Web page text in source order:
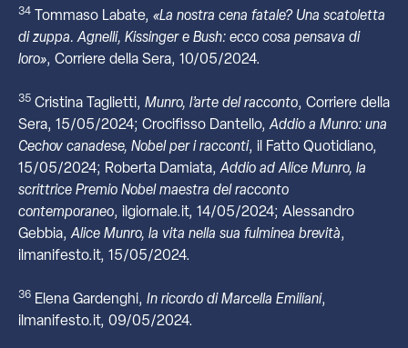
34 Tommaso Labate, «La nostra cena fatale? Una scatoletta
di zuppa. Agnelli, Kissinger e Bush: ecco cosa pensava di
loro», Corriere della Sera, 10/05/2024.
35 Cristina Taglietti, Munro, l’arte del racconto, Corriere della
Sera, 15/05/2024; Crocifisso Dantello,Addio a Munro: una
Cechov canadese, Nobel per i racconti, il Fatto Quotidiano,
15/05/2024; Roberta Damiata,Addio ad Alice Munro, la
scrittrice Premio Nobel maestra del racconto
contemporaneo, ilgiornale.it, 14/05/2024; Alessandro
Gebbia,Alice Munro, la vita nella sua fulminea brevità,
ilmanifesto.it, 15/05/2024.
36 Elena Gardenghi, In ricordo di Marcella Emiliani,
ilmanifesto.it, 09/05/2024.